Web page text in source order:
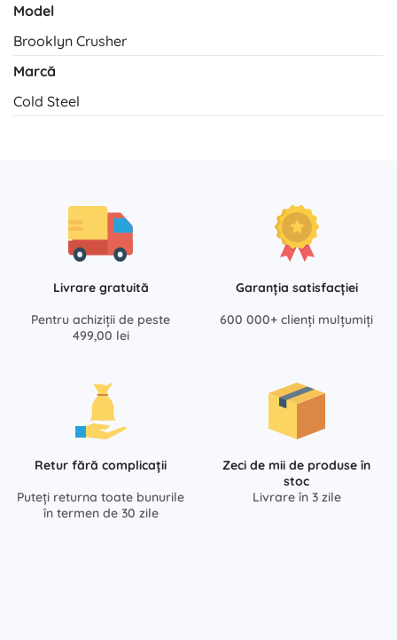
Model
Brooklyn Crusher
Marcă
Cold Steel
Livrare gratuită
Pentru achiziții de peste
499,00 lei
Garanția satisfacției
600 000+ clienți mulțumiți
Retur fără complicații
Puteți returna toate bunurile
în termen de 30 zile
Zeci de mii de produse în
stoc
Livrare în 3 zile